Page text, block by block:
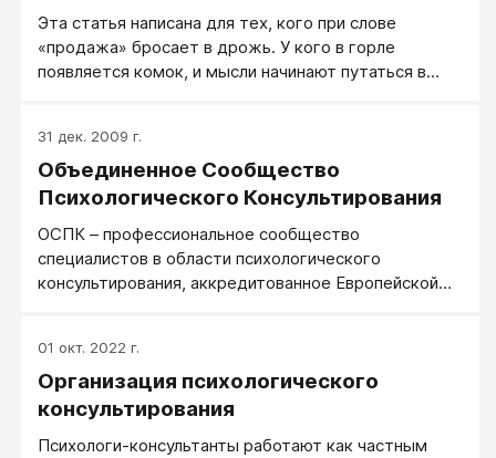
Эта статья написана для тех, кого при слове
«продажа» бросает в дрожь. У кого в горле
появляется комок, и мысли начинают путаться в
каждый что-то продает. Хочешь ты этого или нет,
ты это делаешь каждый день. Самого себя, идею,
свой товар, свой тренинг, или консультацию.
играючи. О последнем игровом подходе и пойдет
речь в этой статье.
31 дек. 2009 г.
Объединенное Сообщество
Психологического Консультирования
ОСПК – профессиональное сообщество
специалистов в области психологического
консультирования, аккредитованное Европейской
стандартам европейского уровня в области
психологического консультирования, имеющее
право сертификации Европейским Сертификатом
01 окт. 2022 г.
Организация психологического
консультирования
Психологи-консультанты работают как частным